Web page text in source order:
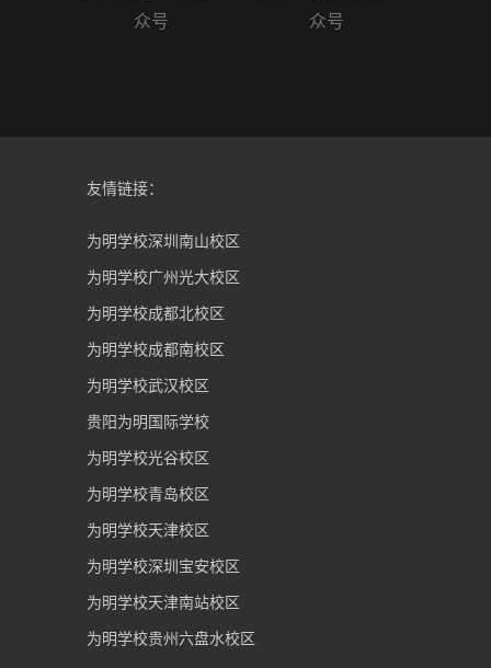
众号
众号
友情链接：
为明学校深圳南山校区
为明学校广州光大校区
为明学校成都北校区
为明学校成都南校区
为明学校武汉校区
贵阳为明国际学校
为明学校光谷校区
为明学校青岛校区
为明学校天津校区
为明学校深圳宝安校区
为明学校天津南站校区
为明学校贵州六盘水校区